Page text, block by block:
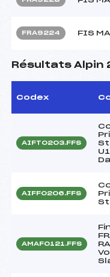
FRA9224 FIS
Résultats Alpin
Codex
AIFT0203.FFS
AIFF0206.FFS
AMAF0121.FFS